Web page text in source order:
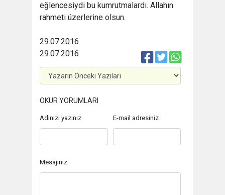
eğlencesiydi bu kumrutmalardı. Allahın
rahmeti üzerlerine olsun.
29.07.2016
29.07.2016
OKUR YORUMLARI
Adınızı yazınız E-mail adresiniz
Mesajınız